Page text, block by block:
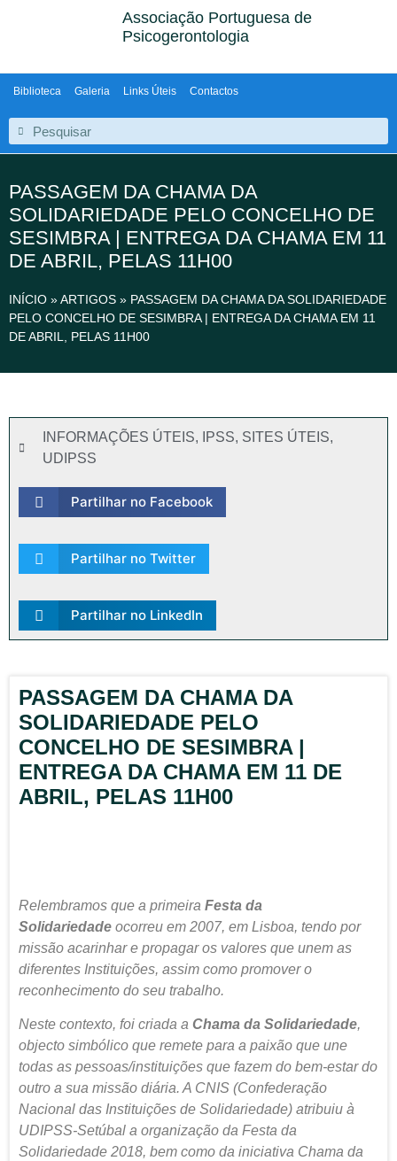
Associação Portuguesa de
Psicogerontologia
Biblioteca Galeria Links Úteis Contactos
PASSAGEM DA CHAMA DA
SOLIDARIEDADE PELO CONCELHO DE
SESIMBRA | ENTREGA DA CHAMA EM 11
DE ABRIL, PELAS 11H00
INÍCIO »ARTIGOS » PASSAGEM DA CHAMA DA SOLIDARIEDADE
PELO CONCELHO DE SESIMBRA | ENTREGA DA CHAMA EM 11
DE ABRIL, PELAS 11H00
INFORMAÇÕES ÚTEIS, IPSS, SITES ÚTEIS,
UDIPSS
Partilhar no Facebook
Partilhar no Twitter
Partilhar no LinkedIn
PASSAGEM DA CHAMA DA
SOLIDARIEDADE PELO
CONCELHO DE SESIMBRA |
ENTREGA DA CHAMA EM 11 DE
ABRIL, PELAS 11H00
Relembramos que a primeira Festa da
Solidariedade ocorreu em 2007, em Lisboa, tendo por
missão acarinhar e propagar os valores que unem as
diferentes Instituições, assim como promover o
reconhecimento do seu trabalho.
Neste contexto, foi criada a Chama da Solidariedade,
objecto simbólico que remete para a paixão que une
todas as pessoas/instituições que fazem do bem-estar do
outro a sua missão diária. A CNIS (Confederação
Nacional das Instituições de Solidariedade) atribuiu à
UDIPSS-Setúbal a organização da Festa da
Solidariedade 2018, bem como da iniciativa Chama da